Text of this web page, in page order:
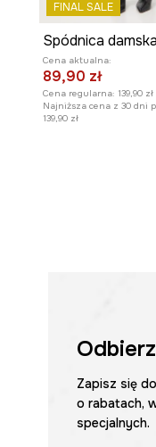
FINAL SALE
Cena aktualna:
89,90 zł
Cena regularna: 139,90 zł
Najniższa cena z 30 dni
139,90 zł
Odbierz
Zapisz się
o rabatach,
specjalnych.